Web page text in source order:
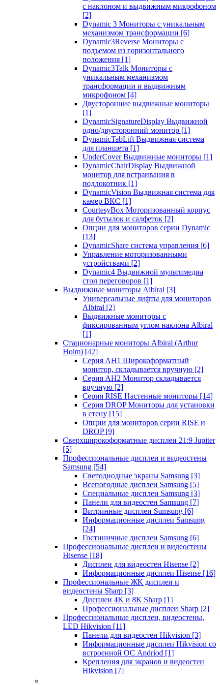
с наклоном и выдвижным микрофоном
[2]
Dynamic 3 Мониторы с уникальным
механизмом трансформации [6]
Dynamic3Reverse Мониторы с
подъемом из горизонтального
положения [1]
Dynamic3Talk Мониторы с
уникальным механизмом
трансформации и выдвижным
микрофоном [4]
Двусторонние выдвижные мониторы
[1]
DynamicSignatureDisplay Выдвижной
одно/двусторонний монитор [1]
DynamicTabLift Выдвижная система
для планшета [1]
UnderCover Выдвижные мониторы [1]
DynamicChairDisplay Выдвижной
монитор для встраивания в
подлокотник [1]
DynamicVision Выдвижная система для
камер ВКС [1]
CourtesyBox Моторизованный корпус
для бутылок и салфеток [2]
Опции для мониторов серии Dynamic
[13]
DynamicShare система управления [6]
Управление моторизованными
устройствами [2]
Dynamic4 Выдвижной мультимедиа
стол переговоров [1]
Выдвижные мониторы Albiral [3]
Универсальные лифты для мониторов
Albiral [2]
Выдвижные мониторы с
фиксированным углом наклона Albiral
[1]
Стационарные мониторы Albiral (Arthur
Holm) [42]
Серия AH1 Широкоформатный
монитор, складывается вручную [2]
Серия AH2 Монитор складывается
вручную [2]
Серия RISE Настенные мониторы [14]
Серия DROP Мониторы для установки
в стену [15]
Опции для мониторов серии RISE и
DROP [9]
Сверхширокоформатные дисплеи 21:9 Jupiter
[5]
Профессиональные дисплеи и видеостены
Samsung [54]
Светодиодные экраны Samsung [3]
Всепогодные дисплеи Samsung [5]
Специальные дисплеи Samsung [3]
Панели для видеостен Samsung [7]
Витринные дисплеи Sumsung [6]
Информационные дисплеи Samsung
[24]
Гостиничные дисплеи Samsung [6]
Профессиональные дисплеи и видеостены
Hisense [18]
Дисплеи для видеостен Hisense [2]
Информационные дисплеи Hisense [16]
Профессиональные ЖК дисплеи и
видеостены Sharp [3]
Дисплеи 4K и 8K Sharp [1]
Профессиональные дисплеи Sharp [2]
Профессиональные дисплеи, видеостены,
LED Hikvision [11]
Панели для видеостен Hikvision [3]
Информационные дисплеи Hikvision со
встроенной ОС Andriod [1]
Крепления для экранов и видеостен
Hikvision [7]